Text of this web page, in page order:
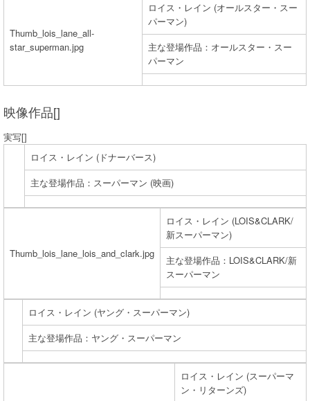
Thumb_lois_lane_all-
star_superman.jpg
ロイス・レイン (オールスター・スー
パーマン)
主な登場作品：オールスター・スー
パーマン
映像作品[]
実写[]
ロイス・レイン (ドナーバース)
主な登場作品：スーパーマン (映画)
Thumb_lois_lane_lois_and_clark.jpg
ロイス・レイン (LOIS&CLARK/
新スーパーマン)
主な登場作品：LOIS&CLARK/新
スーパーマン
ロイス・レイン (ヤング・スーパーマン)
主な登場作品：ヤング・スーパーマン
ロイス・レイン (スーパーマ
ン・リターンズ)